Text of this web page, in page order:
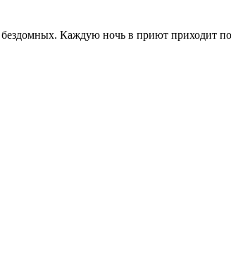
Каждую ночь в приют приходит